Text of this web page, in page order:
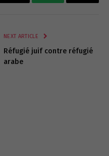
Email WhatsAppCopy
NEXT ARTICLE
Réfugié juif contre réfugié
arabe